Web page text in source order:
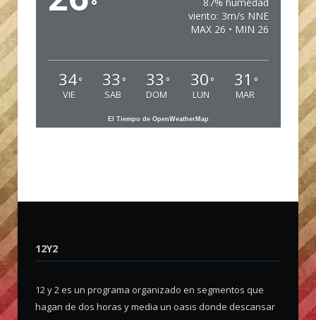
°
viento: 3m/s NNE
MAX 26 • MIN 26
34°
VIE
33 °
SAB
33 °
DOM
30 °
LUN
31 °
MAR
El Tiempo de OpenWeatherMap
12Y2
12 y 2 es un programa organizado en segmentos que
hagan de dos horas y media un oasis donde descansar